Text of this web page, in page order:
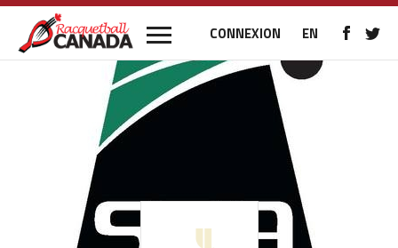
CONNEXION EN